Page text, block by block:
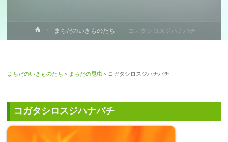
ー
まちだのいきものたち コガタシロスジハナバチ
まちだのいきものたち ＞ まちだの昆虫 ＞コガタシロスジハナバチ
コガタシロスジハナバチ